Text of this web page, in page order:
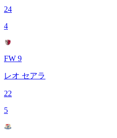
24
4
FW 9
レオ セアラ
22
5